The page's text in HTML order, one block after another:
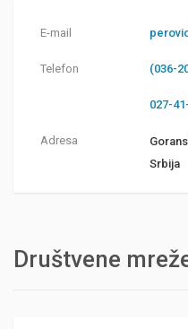
E-mail
Telefon (036-
027-
Adresa
Srbija
Društvene